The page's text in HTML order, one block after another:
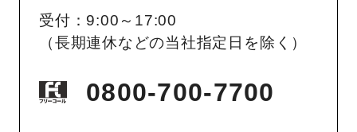
受付：9:00～17:00
（長期連休などの当社指定日を除く）
0800-700-7700